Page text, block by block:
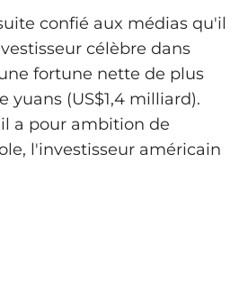
confié aux médias qu'il
célèbre dans
fortune nette de plus
yuans (US$1,4 milliard).
a pour ambition de
l'investisseur américain